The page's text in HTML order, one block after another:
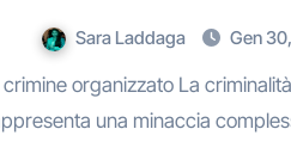
Sara Laddaga Gen
organizzato La
una minaccia